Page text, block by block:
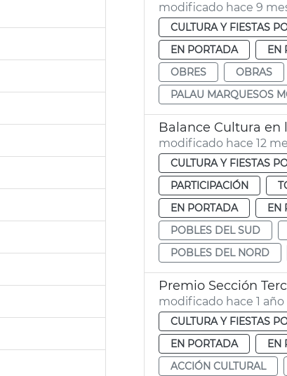
modificado hace 9
CULTURA Y FIESTAS
EN PORTADA
EN
OBRES
OBRAS
PALAU MARQUESOS
Balance Cultura en
modificado hace 12
CULTURA Y FIESTAS
PARTICIPACIÓN
EN PORTADA
EN
POBLES DEL SUD
POBLES DEL NORD
Premio Sección
modificado hace 1 año
CULTURA Y FIESTAS
EN PORTADA
EN
ACCIÓN CULTURAL